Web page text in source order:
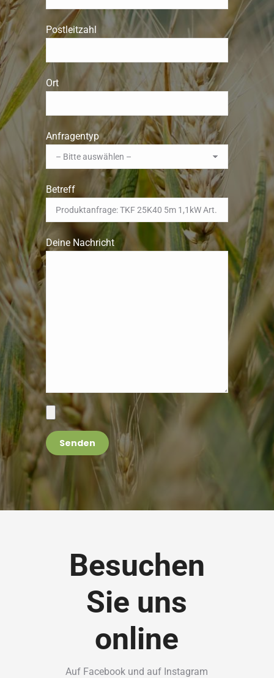
Postleitzahl
Ort
Anfragentyp
Betreff
Deine Nachricht
Besuchen
Sie uns
online
Auf Facebook und auf Instagram